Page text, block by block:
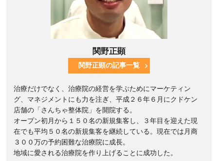
関野正顕
関野正顕の記事一覧
治療だけでなく、治療院の経営を学ぶためにマーケティン
グ、マネジメントにも力を注ぎ、平成２６年６月にクドケン
店舗の「さんちゃ整体院」を開院する。
オープン初月から１５０名の新規集客し、３年目を迎えた現
在でも平均５０名の新規集客を継続している。現在では月商
３００万の予約困難な治療院に成長。
地域に愛される治療院を作り上げることに成功した。